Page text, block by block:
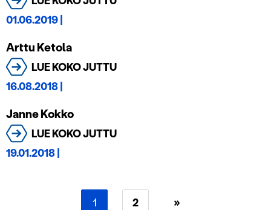
01.06.2019
Arttu Ketola
LUE KOKO JUTTU
16.08.2018
Janne Kokko
LUE KOKO JUTTU
19.01.2018
1 2 »